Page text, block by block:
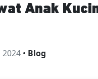
Anak
2024 • Blog